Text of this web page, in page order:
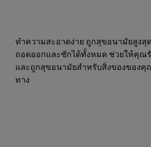
ทำความสะอาดง่าย ถูกสุขอนามัยสูงสุ
ถอดออกและซักได้ทั้งหมด ช่วยให้คุณ
และถูกสุขอนามัยสำหรับสิ่งของของคุ
ทาง